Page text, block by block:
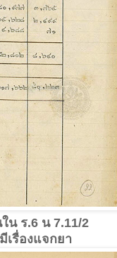
น ร.6 น 7.11/2
เรื่องแจกยา